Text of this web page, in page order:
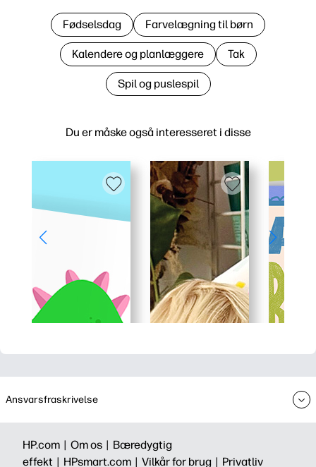
Du er måske også interesseret i disse
Fødselsdag Farvelægning til børn
Kalendere og planlæggere Tak
Spil og puslespil
Ansvarsfraskrivelse
HP.com | Om os | Bæredygtig
effekt | HPsmart.com | Vilkår for brug | Privatliv